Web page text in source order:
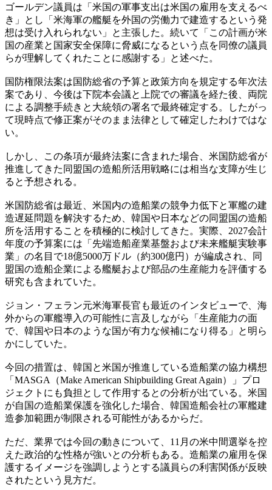
ゴールデン議員は「米国の軍事支出は米国の雇用を支えるべ
き」とし「米海軍の艦艇を外国の労働力で建造するという発
想は受け入れられない」と主張した。続いて「この計画が米
国の産業と国家安全保障に脅威になるという点を同僚の議員
らが理解してくれたことに感謝する」と述べた。
国防権限法案は国防総省の予算と政策方向を規定する年次法
案であり、今後は下院本会議と上院での審議を経た後、両院
による調整手続きと大統領の署名で最終確定する。したがっ
て現時点で修正案がそのまま法律として確定したわけではな
い。
しかし、この条項が最終法案に含まれた場合、米国防総省が
推進してきた同盟国の造船所活用戦略には相当な支障が生じ
ると予想される。
米国防総省は最近、米国内の造船業の競争力低下と軍艦の建
造遅延問題を解決するため、韓国や日本などの同盟国の造船
所を活用することを積極的に検討してきた。実際、2027会計
年度の予算案には「先端造船産業基盤および未来艦艇実験事
業」の名目で18億5000万ドル（約300億円）が編成され、同
盟国の造船企業による艦艇および部品の生産能力を評価する
研究も含まれていた。
ジョン・フェラン元米海軍長官も最近のインタビューで、海
外からの軍艦導入の可能性に言及しながら「生産能力の面
で、韓国や日本のような国が有力な候補になり得る」と明ら
かにしていた。
今回の措置は、韓国と米国が推進している造船業の協力構想
「MASGA（Make American Shipbuilding Great Again）」プロ
ジェクトにも負担として作用するとの分析が出ている。米国
が自国の造船業保護を強化した場合、韓国造船会社の軍艦建
造参加範囲が制限される可能性があるからだ。
ただ、業界では今回の動きについて、11月の米中間選挙を控
えた政治的な性格が強いとの分析もある。造船業の雇用を保
護するイメージを強調しようとする議員らの利害関係が反映
されたという見方だ。